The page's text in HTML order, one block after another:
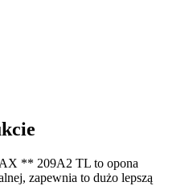
** 209A2 TL to opona
zapewnia to dużo lepszą